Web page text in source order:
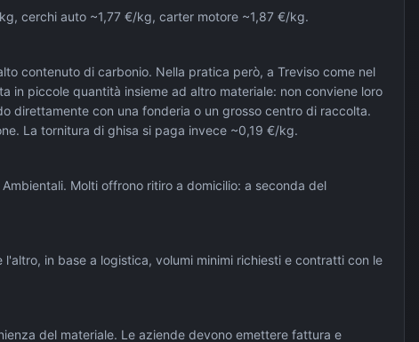
cerchi auto ~1,77 €/kg, carter motore ~1,87 €/kg.
contenuto di carbonio. Nella pratica però, a Treviso come nel
piccole quantità insieme ad altro materiale: non conviene loro
direttamente con una fonderia o un grosso centro di raccolta.
La tornitura di ghisa si paga invece ~0,19 €/kg.
Molti offrono ritiro a domicilio: a seconda del
in base a logistica, volumi minimi richiesti e contratti con le
del materiale. Le aziende devono emettere fattura e